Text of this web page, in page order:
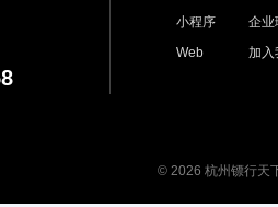
小程序
Web
企业
加入
© 2026 杭州镖行天